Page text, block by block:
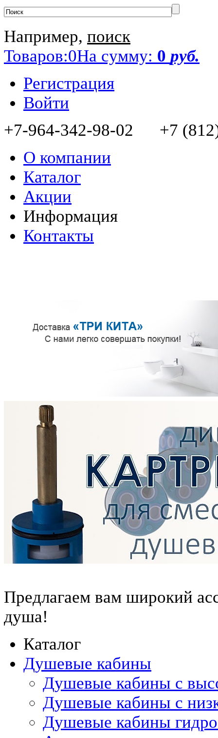
Например, поиск
Товаров:0На сумму: 0 руб.
Регистрация
Войти
+7-964-342-98-02 +7
О компании
Каталог
Акции
Информация
Контакты
Предлагаем вам широкий
душа!
Каталог
Душевые кабины
Душевые кабины с
Душевые кабины с
Душевые кабины